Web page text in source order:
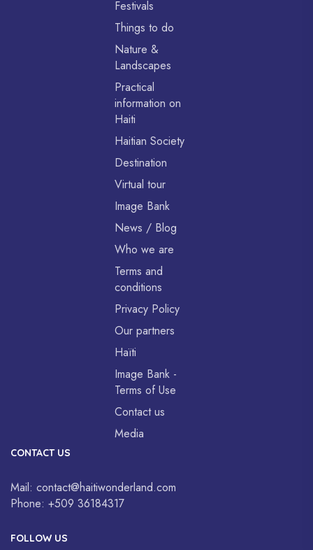
Festivals
Things to do
Nature &
Landscapes
Practical
information on
Haiti
Haitian Society
Destination
Virtual tour
Image Bank
News / Blog
Who we are
Terms and
conditions
Privacy Policy
Our partners
Haïti
Image Bank -
Terms of Use
Contact us
Media
CONTACT US
Mail: contact@haitiwonderland.com
Phone: +509 36184317
FOLLOW US